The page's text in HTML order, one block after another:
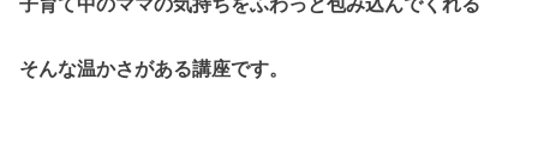
そんな温かさがある講座です。